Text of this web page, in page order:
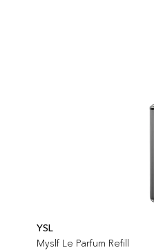
YSL
Myslf Le Parfum Refill